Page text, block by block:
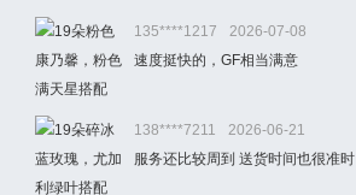
135****1217
2026-07-08
速度挺快的，GF相当满意
138****7211
2026-06-21
服务还比较周到 送货时间也很准时